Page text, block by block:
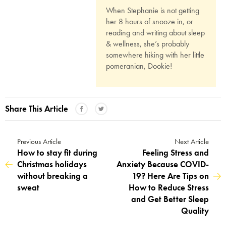
When Stephanie is not getting
her 8 hours of snooze in, or
reading and writing about sleep
& wellness, she’s probably
somewhere hiking with her little
pomeranian, Dookie!
Share This Article
Previous Article
How to stay fit during
Christmas holidays
without breaking a
sweat
Next Article
Feeling Stress and
Anxiety Because COVID-
19? Here Are Tips on
How to Reduce Stress
and Get Better Sleep
Quality